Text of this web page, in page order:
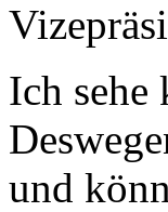
Ich sehe
und